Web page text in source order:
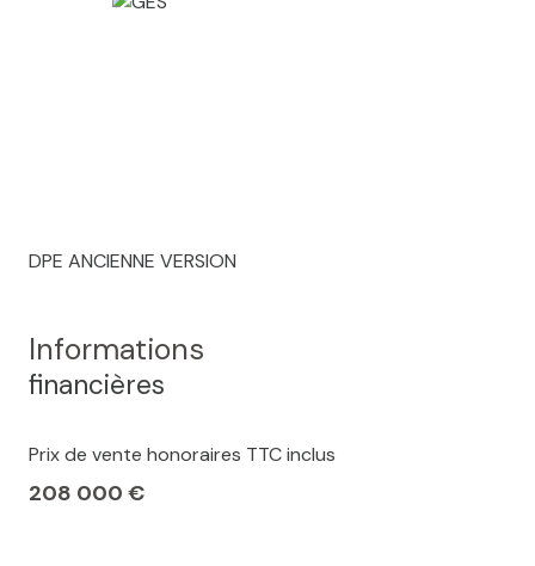
DPE ANCIENNE VERSION
Informations
financières
Prix de vente honoraires TTC inclus
208 000 €